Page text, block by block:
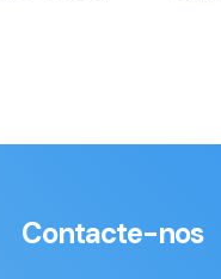
Contacte-nos